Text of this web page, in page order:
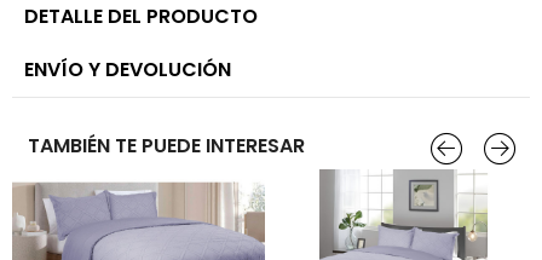
DETALLE DEL PRODUCTO
ENVÍO Y DEVOLUCIÓN
TAMBIÉN TE PUEDE INTERESAR